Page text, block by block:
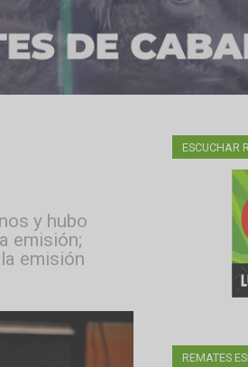
bovinos y hubo
la emisión;
la emisión